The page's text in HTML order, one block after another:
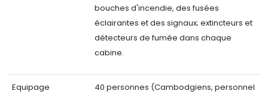
bouches d'incendie, des fusées
éclairantes et des signaux; extincteurs et
détecteurs de fumée dans chaque
cabine.
Equipage
40 personnes (Cambodgiens, personnel